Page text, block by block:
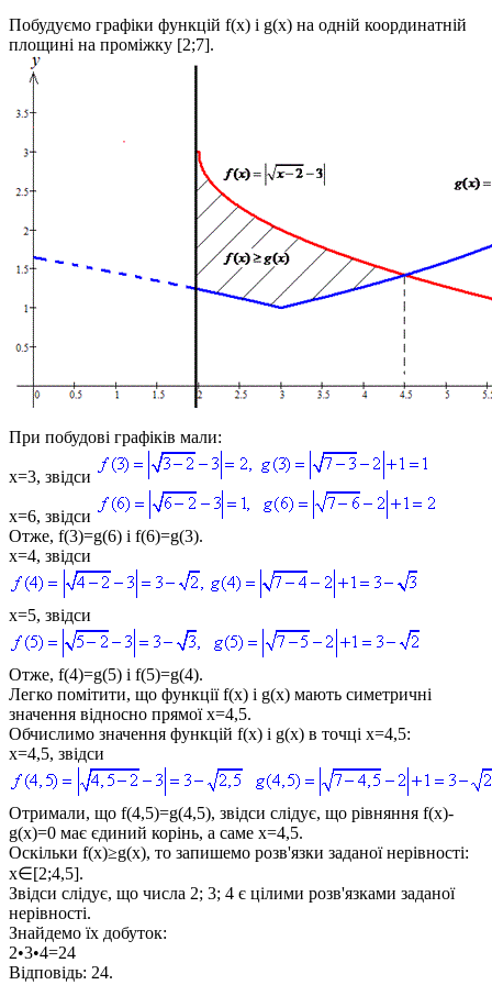
Побудуємо графіки функцій f(x) і g(x) на одній координатній
площині на проміжку [2;7].
При побудові графіків мали:
x=3, звідси
x=6, звідси
Отже, f(3)=g(6) і f(6)=g(3).
x=4, звідси
x=5, звідси
Отже, f(4)=g(5) і f(5)=g(4).
Легко помітити, що функціїf(x) і g(x) мають симетричні
значення відносно прямої x=4,5.
Обчислимо значення функцій f(x) і g(x) в точці x=4,5:
x=4,5, звідси
Отримали, що f(4,5)=g(4,5), звідси слідує, що рівняння f(x)-
g(x)=0 має єдиний корінь, а саме x=4,5.
Оскільки f(x)≥g(x), то запишемо розв'язки заданої нерівності:
x∈[2;4,5].
Звідси слідує, що числа 2; 3; 4 є цілими розв'язками заданої
нерівності.
Знайдемо їх добуток:
2•3•4=24
Відповідь: 24.